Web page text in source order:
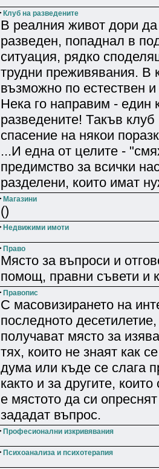
Клуб на разведените
В реалния живот дори
разведен, попаднал в
ситуация, рядко
трудни преживявания. В
възможно по естествен
Нека го направим - един
разведените! Tакъв
спасение на някои
...И една от целите -
предимство за всички
разделени, които имат
Магазини
()
Недвижими имоти
Право
Място за въпроси и
помощ, правни съвети и
Правопис
С масовизирането на
последното
получават място за
тях, които не знаят как
дума или къде се слага
както и за другите,
е мястото да си
зададат въпрос.
Професионални изкривявания
Психоанализа и психотерапия